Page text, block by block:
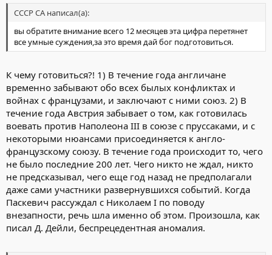
СССР СА написал(а):
вы обратите внимание всего 12 месяцев эта цифра перетянет
все умные суждения,за это время дай бог подготовиться.
К чему готовиться?! 1) В течение года англичане
временно забывают обо всех былых конфликтах и
войнах с французами, и заключают с ними союз. 2) В
течение года Австрия забывает о том, как готовилась
воевать против Наполеона III в союзе с пруссаками, и с
некоторыми нюансами присоединяется к англо-
французскому союзу. В течение года происходит то, чего
не было последние 200 лет. Чего никто не ждал, никто
не предсказывал, чего еще год назад не предполагали
даже сами участники развернувшихся событий. Когда
Паскевич рассуждал с Николаем I по поводу
внезапности, речь шла именно об этом. Произошла, как
писал Д. Дейли, беспрецедентная аномалия.